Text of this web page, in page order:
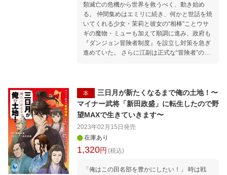
類滅亡の危機から世界を救うべく、動き始め
る。 仲間集めはエミリに続き、何かと世話を焼
いてくれる少女・茉莉と彼女の“相棒”ことウサ
ギの魔物・ミューも加えて順調に進み、政府も
『ダンジョン冒険者制度』を設立し対策を急ぎ
進めていた。 さらに江副は正式な“冒険者”の資
と熱い戦いがしたいんだ!!」 一方、市民に危機
感はなかったが遂に被害者まで出てしまいーー
世界の危機に身を捧げる男のダンジョン攻略
譚、第三幕！
本
三日月が新たくなるまで俺の土地！〜
マイナー武将「新田政盛」に転生したので野
望MAXで生きていきます〜
2023年02月15日 発売
在庫あり
1,320円 (税込)
「俺はこの田名部を豊かにしたい！」 時は戦